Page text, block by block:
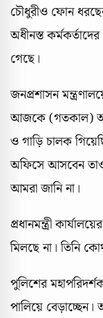
চৌধুরীও ফোন
অধীনস্ত
গেছে।
জনপ্রশাসন
আজকে (গতকাল)
ও গাড়ি চালক
অফিসে আসবেন
আমরা জানি না।
প্রধানমন্ত্রী
মিলছে না। তিনি
পুলিশের
পালিয়ে